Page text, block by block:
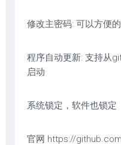
修改主密码: 可以方便
程序自动更新: 支持从
启动
系统锁定，软件也锁定
官网 https://